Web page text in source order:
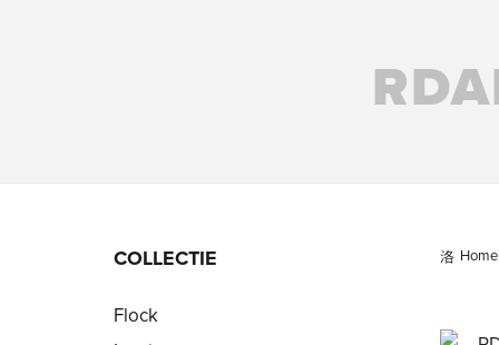
Home
COLLECTIE
Flock